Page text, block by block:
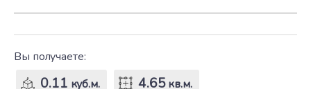
Вы получаете:
0.11 куб.м. 4.65кв.м.